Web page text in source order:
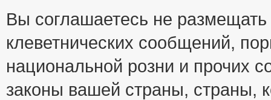
Вы соглашаетесь не
клеветнических сообщений,
национальной розни и прочих
законы вашей страны, страны,